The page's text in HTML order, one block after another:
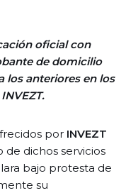
oficial con
de domicilio
los anteriores en los
por INVEZT
de dichos servicios
bajo protesta de
su